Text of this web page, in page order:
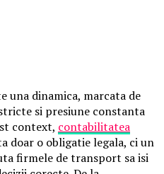
dinamica, marcata de
si presiune constanta
context, contabilitatea
doar o obligatie legala, ci un
firmele de transport sa isi